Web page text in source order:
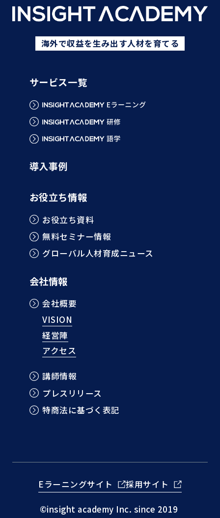
海外で収益を生み出す人材を育てる
サービス一覧
導入事例
お役立ち情報
お役立ち資料
無料セミナー情報
グローバル人材育成ニュース
会社情報
会社概要
VISION
経営陣
アクセス
講師情報
プレスリリース
特商法に基づく表記
Eラーニングサイト 採用サイト
©insight academy Inc. since 2019